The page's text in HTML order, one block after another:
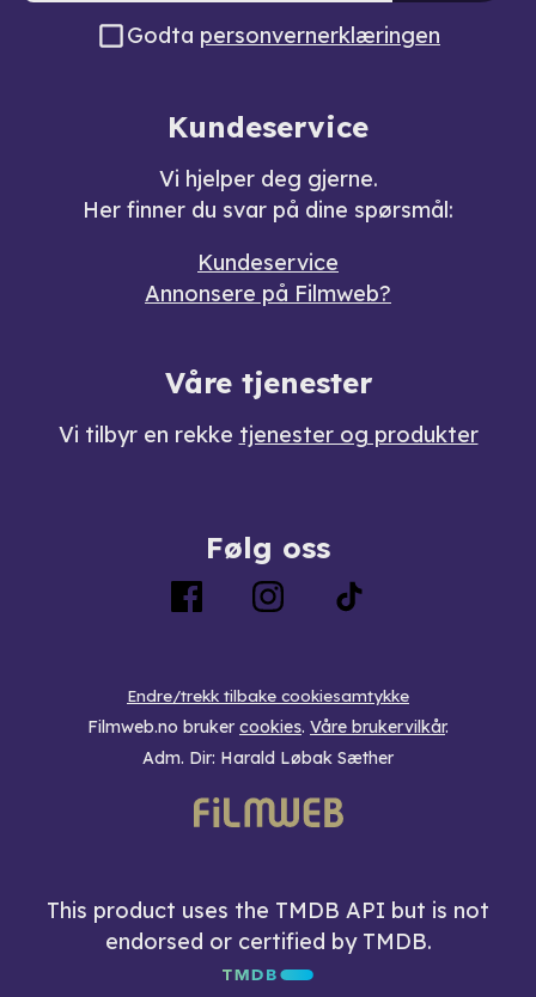
Godta personvernerklæringen
Kundeservice
Vi hjelper deg gjerne.
Her finner du svar på dine spørsmål:
Kundeservice
Annonsere på Filmweb?
Våre tjenester
Vi tilbyr en rekke tjenester og produkter
Følg oss
Endre/trekk tilbake cookiesamtykke
Filmweb.no bruker cookies. Våre brukervilkår.
Adm. Dir: Harald Løbak Sæther
This product uses the TMDB API but is not
endorsed or certified by TMDB.